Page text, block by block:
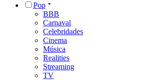
Pop
BBB
Carnaval
Celebridades
Cinema
Música
Realities
Streaming
TV